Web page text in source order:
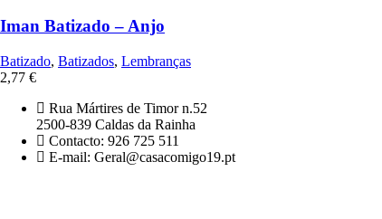
Iman Batizado – Anjo
Batizado, Batizados, Lembranças
2,77 €
Rua Mártires de Timor n.52
2500-839 Caldas da Rainha
Contacto: 926 725 511
E-mail: Geral@casacomigo19.pt